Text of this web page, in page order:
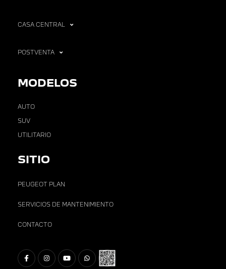
CASA CENTRAL
POSTVENTA
MODELOS
AUTO
SUV
UTILITARIO
SITIO
PEUGEOT PLAN
SERVICIOS DE MANTENIMIENTO
CONTACTO